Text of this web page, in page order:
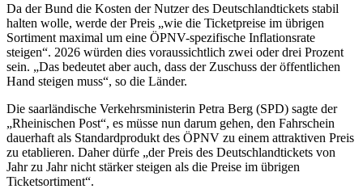
Da der Bund die Kosten der Nutzer des Deutschlandtickets stabil
halten wolle, werde der Preis „wie die Ticketpreise im übrigen
Sortiment maximal um eine ÖPNV-spezifische Inflationsrate
steigen“. 2026 würden dies voraussichtlich zwei oder drei Prozent
sein. „Das bedeutet aber auch, dass der Zuschuss der öffentlichen
Hand steigen muss“, so die Länder.
Die saarländische Verkehrsministerin Petra Berg (SPD) sagte der
„Rheinischen Post“, es müsse nun darum gehen, den Fahrschein
dauerhaft als Standardprodukt des ÖPNV zu einem attraktiven Preis
zu etablieren. Daher dürfe „der Preis des Deutschlandtickets von
Jahr zu Jahr nicht stärker steigen als die Preise im übrigen
Ticketsortiment“.